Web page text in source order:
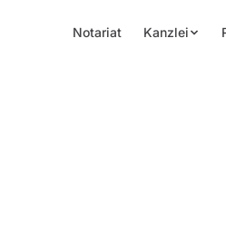
Notariat Kanzlei